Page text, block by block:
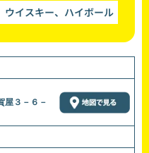
ウイスキー、ハイボール
屋３－６－